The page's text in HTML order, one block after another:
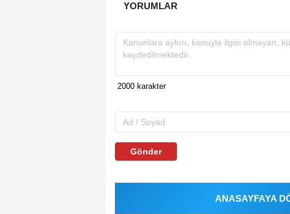
YORUMLAR
Gönder
ANASAYFAYA